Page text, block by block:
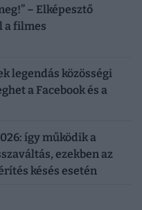
– Elképesztő
a filmes
legendás közösségi
a Facebook és a
így működik a
ezekben az
késés esetén